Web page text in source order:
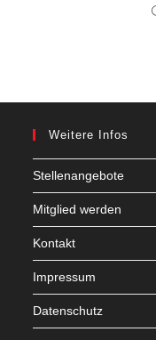
Weitere Infos
Stellenangebote
Mitglied werden
Kontakt
Impressum
Datenschutz